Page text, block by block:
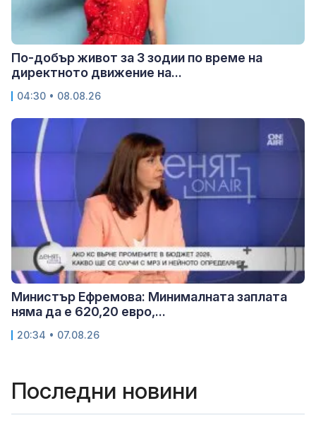
По-добър живот за 3 зодии по време на
директното движение на...
04:30 • 08.08.26
Министър Ефремова: Минималната заплата
няма да е 620,20 евро,...
20:34 • 07.08.26
Последни новини